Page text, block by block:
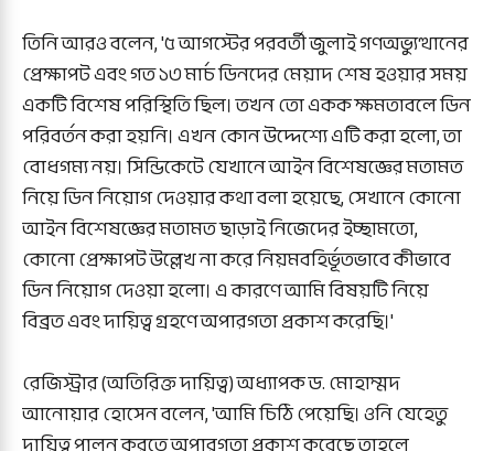
‎তিনি আরও বলেন, '৫ আগস্টের পরবর্তী জুলাই গণঅভ্যুত্থানের
প্রেক্ষাপট এবং গত ১৩ মার্চ ডিনদের মেয়াদ শেষ হওয়ার সময়
একটি বিশেষ পরিস্থিতি ছিল। তখন তো একক ক্ষমতাবলে ডিন
পরিবর্তন করা হয়নি। এখন কোন উদ্দেশ্যে এটি করা হলো, তা
বোধগম্য নয়। সিন্ডিকেটে যেখানে আইন বিশেষজ্ঞের মতামত
নিয়ে ডিন নিয়োগ দেওয়ার কথা বলা হয়েছে, সেখানে কোনো
আইন বিশেষজ্ঞের মতামত ছাড়াই নিজেদের ইচ্ছামতো,
কোনো প্রেক্ষাপট উল্লেখ না করে নিয়মবহির্ভূতভাবে কীভাবে
ডিন নিয়োগ দেওয়া হলো। এ কারণে আমি বিষয়টি নিয়ে
বিব্রত এবং দায়িত্ব গ্রহণে অপারগতা প্রকাশ করেছি।'
‎রেজিস্ট্রার (অতিরিক্ত দায়িত্ব) অধ্যাপক ড. মোহাম্মদ
আনোয়ার হোসেন বলেন, 'আমি চিঠি পেয়েছি। ওনি যেহেতু